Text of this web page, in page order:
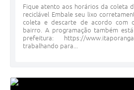
Fique atento aos horários da coleta
reciclável Embale seu lixo
coleta e descarte de acordo com
bairro. A programação também
prefeitura: https://
trabalhando para...